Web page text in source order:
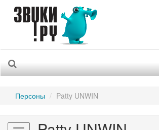
Персоны Patty UNWIN